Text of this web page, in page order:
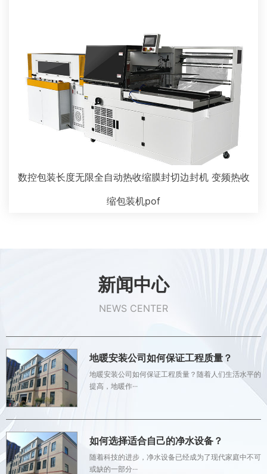
数控包装长度无限全自动热收缩膜封切边封机 变频热收
缩包装机pof
新闻中心
NEWS CENTER
地暖安装公司如何保证工程质量？
地暖安装公司如何保证工程质量？随着人们生活水平的
提高，地暖作···
如何选择适合自己的净水设备？
随着科技的进步，净水设备已经成为了现代家庭中不可
或缺的一部分···